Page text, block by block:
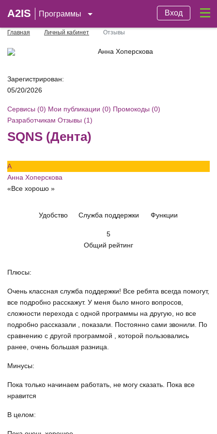
A2IS Программы Вход
Главная Личный кабинет Отзывы
Анна Хоперскова
Зарегистрирован:
05/20/2026
Сервисы (0) Мои публикации (0) Промокоды (0)
Разработчикам Отзывы (1)
SQNS (Дента)
А
Анна Хоперскова
«Все хорошо »
Удобство Служба поддержки Функции
5
Общий рейтинг
Плюсы:
Очень классная служба поддержки! Все ребята всегда помогут,
все подробно расскажут. У меня было много вопросов,
сложности перехода с одной программы на другую, но все
подробно рассказали , показали. Постоянно сами звонили. По
сравнению с другой программой , которой пользовались
ранее, очень большая разница.
Минусы:
Пока только начинаем работать, не могу сказать. Пока все
нравится
В целом: